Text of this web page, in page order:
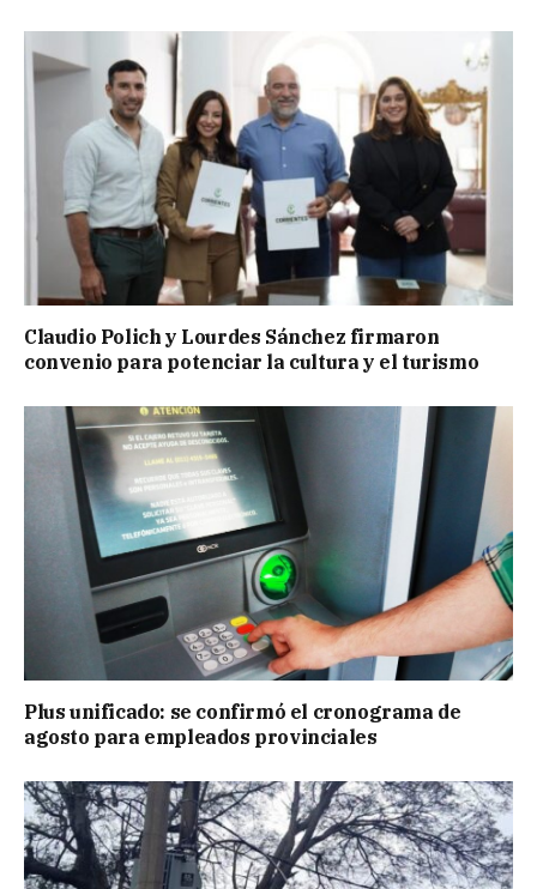
Claudio Polich y Lourdes Sánchez firmaron
convenio para potenciar la cultura y el turismo
Plus unificado: se confirmó el cronograma de
agosto para empleados provinciales